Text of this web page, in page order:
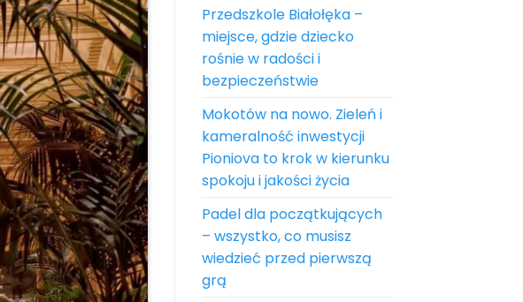
Przedszkole Białołęka –
miejsce, gdzie dziecko
rośnie w radości i
bezpieczeństwie
Mokotów na nowo. Zieleń i
kameralność inwestycji
Pioniova to krok w kierunku
spokoju i jakości życia
Padel dla początkujących
– wszystko, co musisz
wiedzieć przed pierwszą
grą